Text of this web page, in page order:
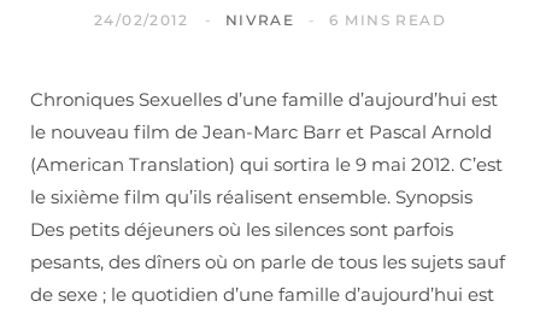
24/02/2012 NIVRAE 6 MINS READ
Chroniques Sexuelles d’une famille d’aujourd’hui est
le nouveau film de Jean-Marc Barr et Pascal Arnold
(American Translation) qui sortira le 9 mai 2012. C’est
le sixième film qu’ils réalisent ensemble. Synopsis
Des petits déjeuners où les silences sont parfois
pesants, des dîners où on parle de tous les sujets sauf
de sexe ; le quotidien d’une famille d’aujourd’hui est